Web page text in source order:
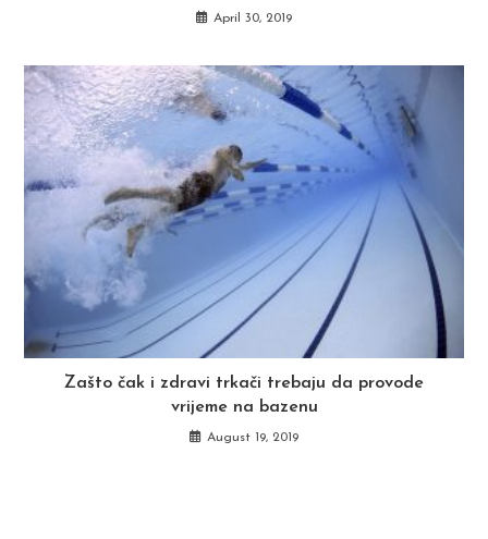
April 30, 2019
Zašto čak i zdravi trkači trebaju da provode
vrijeme na bazenu
August 19, 2019